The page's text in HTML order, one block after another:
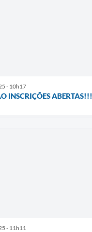
- 10h17
INSCRIÇÕES ABERTAS!!!
- 11h11